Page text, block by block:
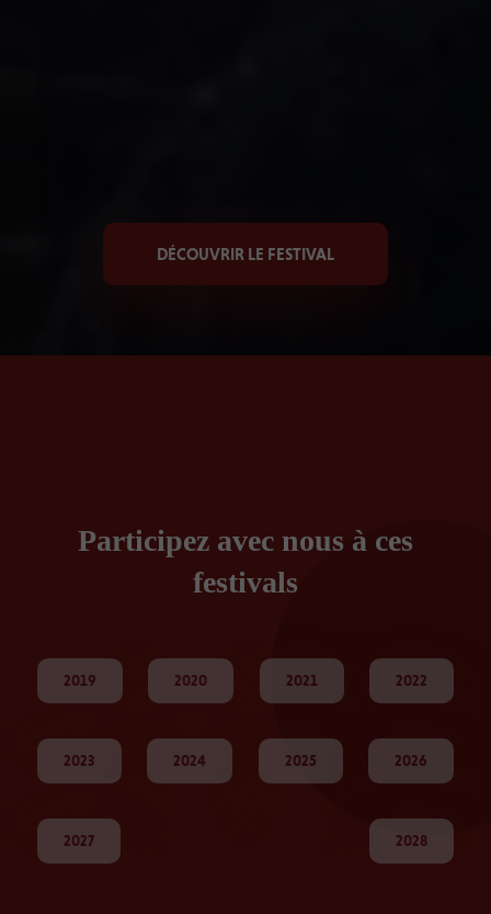
DÉCOUVRIR LE FESTIVAL
Participez avec nous à ces
festivals
2019 2020 2021 2022
2023 2024 2025 2026
2027 2028